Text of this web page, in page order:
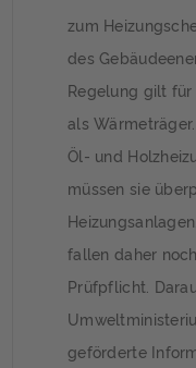
zum
des
Regelung gilt
als
Öl- und
müssen sie
fallen daher
Prüfpflicht.
geförderte